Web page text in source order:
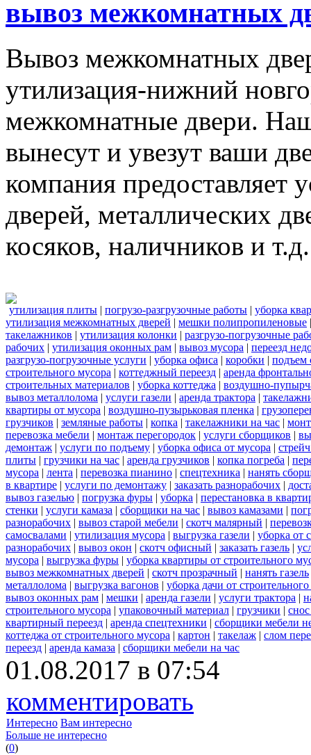
вывоз межкомнатных
Вывоз межкомнатных
утилизация-нижний
межкомнатные двери.
вынесут и увезут ваши
компания предоставляет
дверей, металлических
косяков, наличников и т.д.
утилизация плиты | погрузо-разгрузочные работы | уборка
утилизация межкомнатных дверей | мешки полипропиленовые
такелажников | утилизация колонки | разгрузо-погрузочные
рабочих | утилизация оконных рам | вывоз мусора | переезд
разгрузо-погрузочные услуги | уборка офиса | коробки | подъем
строительного мусора | коттеджный переезд | аренда
строительных материалов | уборка коттеджа | воздушно-
вывоз металлолома | услуги газели | аренда трактора |
квартиры от мусора | воздушно-пузырьковая пленка |
грузчиков | земляные работы | копка | такелажники на час |
перевозка мебели | монтаж перегородок | услуги сборщиков |
демонтаж | услуги по подъему | уборка офиса от мусора |
плиты | грузчики на час | аренда грузчиков | копка погреба |
мусора | лента | перевозка пианино | спецтехника | нанять
в квартире | услуги по демонтажу | заказать разнорабочих |
вывоз газелью | погрузка фуры | уборка | перестановка в
стенки | услуги камаза | сборщики на час | вывоз камазами |
разнорабочих | вывоз старой мебели | скотч малярный |
самосвалами | утилизация мусора | выгрузка газели | уборка от
разнорабочих | вывоз окон | скотч офисный | заказать газель |
мусора | выгрузка фуры | уборка квартиры от строительного
вывоз межкомнатных дверей | скотч прозрачный | нанять газель
металлолома | выгрузка вагонов | уборка дачи от
вывоз оконных рам | мешки | аренда газели | услуги трактора |
строительного мусора | упаковочный материал | грузчики |
квартирный переезд | аренда спецтехники | сборщики мебели
коттеджа от строительного мусора | картон | такелаж | слом
переезд | аренда камаза | сборщики мебели на час
01.08.2017 в 07:54
комментировать
Интересно Вам интересно
Больше не интересно
(0)